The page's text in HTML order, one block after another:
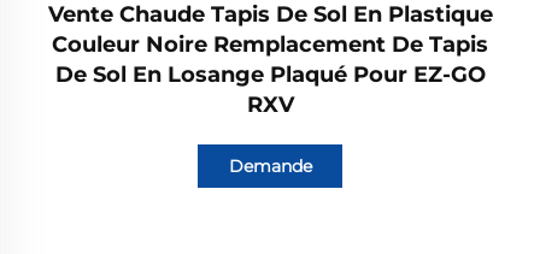
Vente Chaude Tapis De Sol En Plastique
Couleur Noire Remplacement De Tapis
De Sol En Losange Plaqué Pour EZ-GO
RXV
Demande